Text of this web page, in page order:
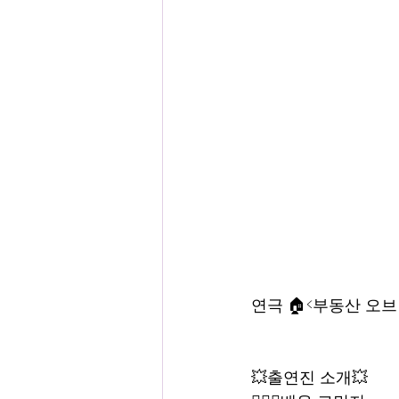
연극 🏠<부동산 오
💥출연진 소개💥